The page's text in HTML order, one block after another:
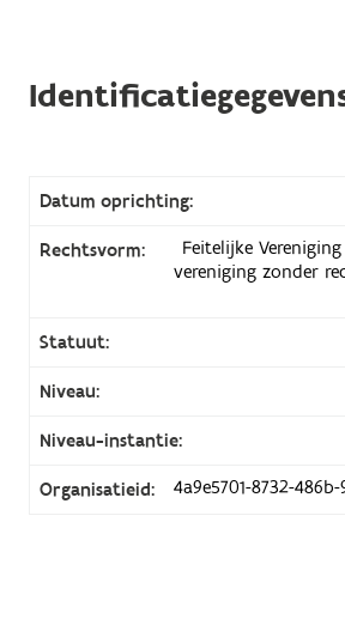
Datum oprichting:
Rechtsvorm:
Feitelijke
vereniging zonder
Statuut:
Niveau:
Niveau-instantie:
Organisatieid: 4a9e5701-8732-